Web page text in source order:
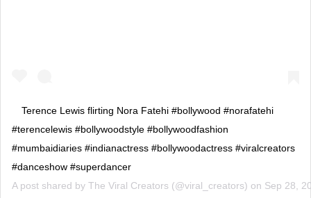
Terence Lewis flirting Nora Fatehi #bollywood #norafatehi
#terencelewis #bollywoodstyle #bollywoodfashion
#mumbaidiaries #indianactress #bollywoodactress #viralcreators
#danceshow #superdancer
A post shared by The Viral Creators (@viral_creators) on Sep 28,